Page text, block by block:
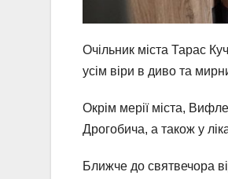
Очільник міста Тарас
усім віри в диво та
Окрім мерії міста,
Дрогобича, а також у
Ближче до святвечора